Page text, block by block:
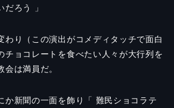
だろう 」
わり（この演出がコメディタッチで面白
チョコレートを食べたい人々が大行列を
は満員だ。
か新聞の一面を飾り「 難民ショコラテ